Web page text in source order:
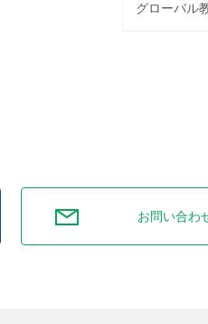
グローバル
お問い合わ